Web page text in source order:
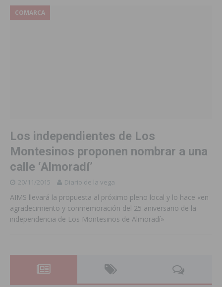
COMARCA
Los independientes de Los
Montesinos proponen nombrar a una
calle ‘Almoradí’
20/11/2015 Diario de la vega
AIMS llevará la propuesta al próximo pleno local y lo hace «en
agradecimiento y conmemoración del 25 aniversario de la
independencia de Los Montesinos de Almoradí»